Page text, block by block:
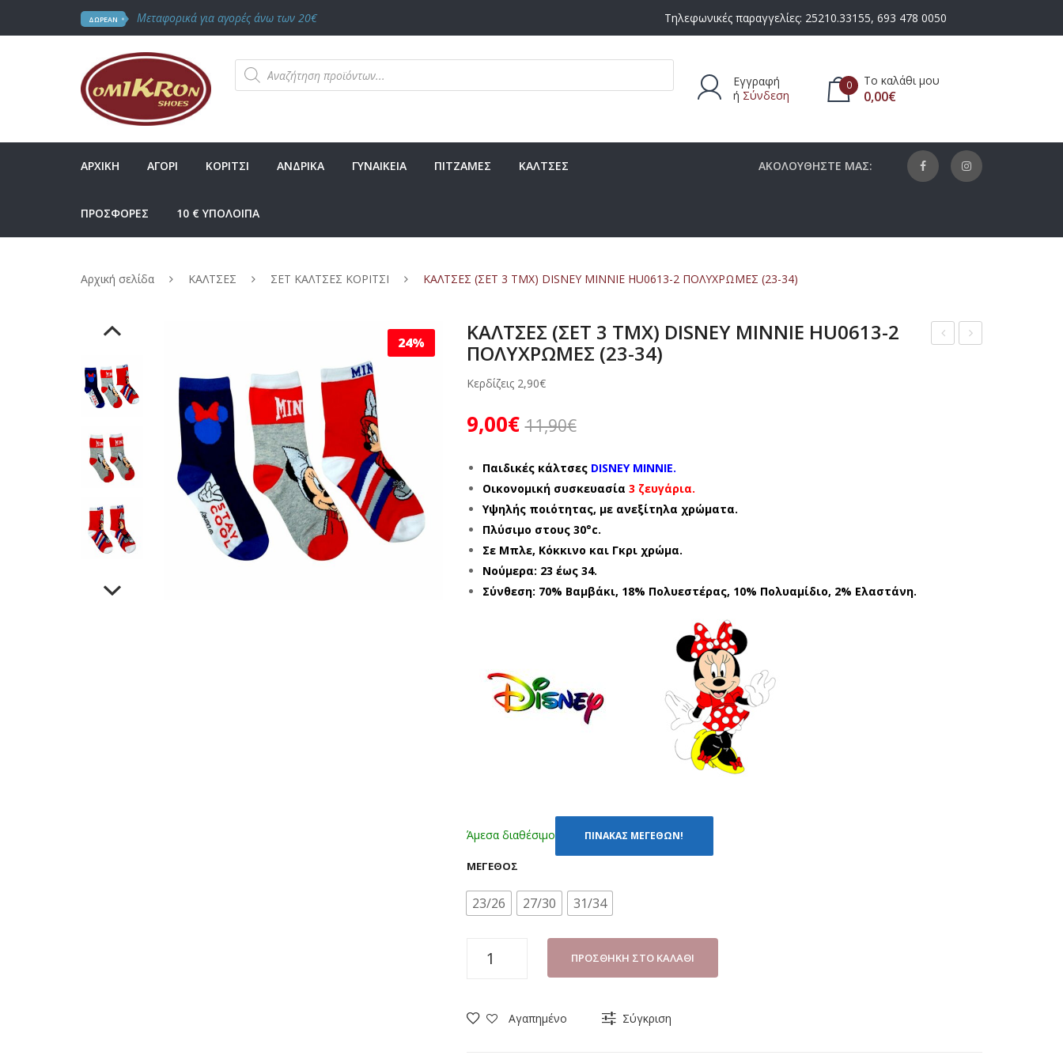
ΔΩΡΕΑΝ Μεταφορικά για αγορές άνω των 20€ Τηλεφωνικές παραγγελίες: 25210.33155, 693 478 0050
Products
search
Εγγραφή
ή Σύνδεση
0 Το καλάθι μου
0,00€
ΑΡΧΙΚΗ ΑΓΟΡΙ ΚΟΡΙΤΣΙ ΑΝΔΡΙΚΑ ΓΥΝΑΙΚΕΙΑ ΠΙΤΖΑΜΕΣ ΚΑΛΤΣΕΣ
ΠΡΟΣΦΟΡΕΣ 10 € ΥΠΟΛΟΙΠΑ
ΑΚΟΛΟΥΘΗΣΤΕ ΜΑΣ:
Αρχική σελίδα ΚΑΛΤΣΕΣ ΣΕΤ ΚΑΛΤΣΕΣ ΚΟΡΙΤΣΙ ΚΑΛΤΣΕΣ (ΣΕΤ 3 ΤΜΧ) DISNEY MINNIE HU0613-2 ΠΟΛΥΧΡΩΜΕΣ (23-34)
24%
ΚΑΛΤΣΕΣ (ΣΕΤ 3 ΤΜΧ) DISNEY MINNIE HU0613-2
ΠΟΛΥΧΡΩΜΕΣ (23-34)
Κερδίζεις 2,90€
11,90€
9,00€
Παιδικές κάλτσες DISNEY MINNIE.
Οικονομική συσκευασία 3 ζευγάρια.
Υψηλής ποιότητας, με ανεξίτηλα χρώματα.
Πλύσιμο στους 30°c.
Σε Μπλε, Κόκκινο και Γκρι χρώμα.
Νούμερα: 23 έως 34.
Σύνθεση: 70% Βαμβάκι, 18% Πολυεστέρας, 10% Πολυαμίδιο, 2% Ελαστάνη.
Άμεσα διαθέσιμο ΠΙΝΑΚΑΣ ΜΕΓΕΘΩΝ!
ΜΈΓΕΘΟΣ
23/26 27/30 31/34
ΤΜΧ)
ΠΡΟΣΘΉΚΗ ΣΤΟ ΚΑΛΆΘΙ
Αγαπημένο Σύγκριση